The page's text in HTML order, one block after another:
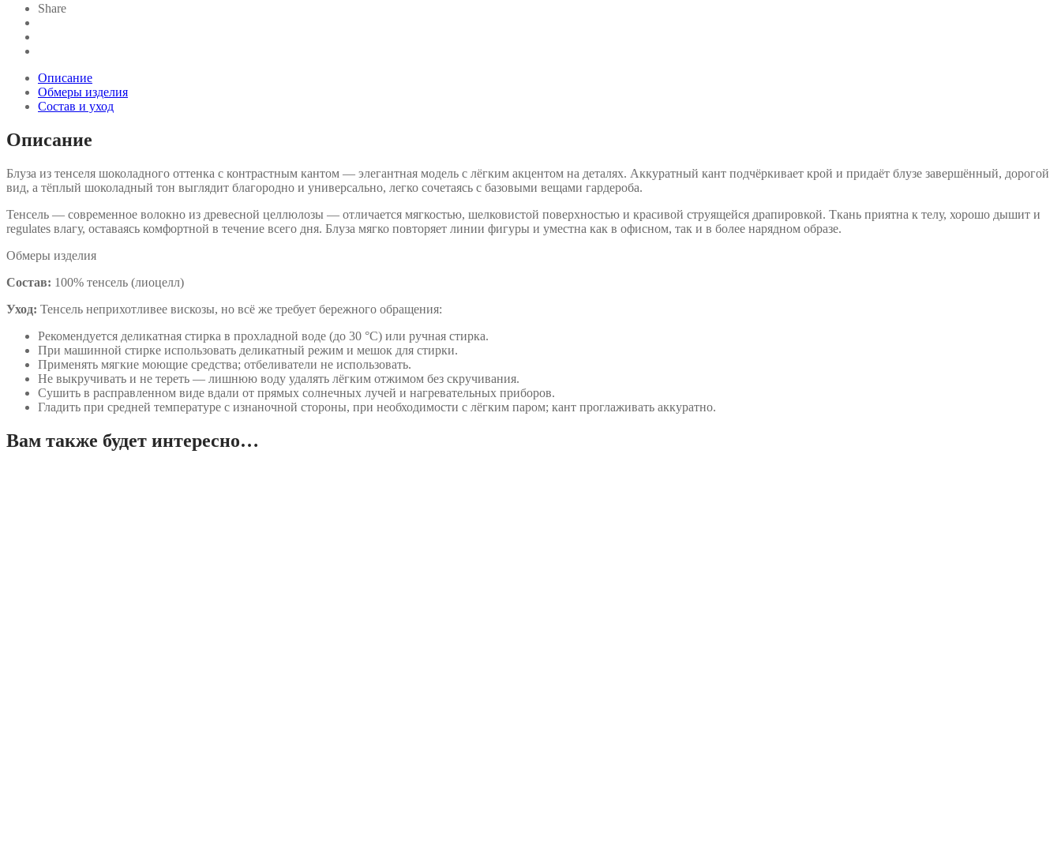
Share
Описание
Обмеры изделия
Состав и уход
Описание
Блуза из тенселя шоколадного оттенка с контрастным кантом — элегантная модель с лёгким акцентом на деталях. Аккуратный кант подчёркивает крой и придаёт блузе завершённый, дорогой
вид, а тёплый шоколадный тон выглядит благородно и универсально, легко сочетаясь с базовыми вещами гардероба.
Тенсель — современное волокно из древесной целлюлозы — отличается мягкостью, шелковистой поверхностью и красивой струящейся драпировкой. Ткань приятна к телу, хорошо дышит и
regulates влагу, оставаясь комфортной в течение всего дня. Блуза мягко повторяет линии фигуры и уместна как в офисном, так и в более нарядном образе.
Обмеры изделия
Состав: 100% тенсель (лиоцелл)
Уход: Тенсель неприхотливее вискозы, но всё же требует бережного обращения:
Рекомендуется деликатная стирка в прохладной воде (до 30 °C) или ручная стирка.
При машинной стирке использовать деликатный режим и мешок для стирки.
Применять мягкие моющие средства; отбеливатели не использовать.
Не выкручивать и не тереть — лишнюю воду удалять лёгким отжимом без скручивания.
Сушить в расправленном виде вдали от прямых солнечных лучей и нагревательных приборов.
Гладить при средней температуре с изнаночной стороны, при необходимости с лёгким паром; кант проглаживать аккуратно.
Вам также будет интересно…